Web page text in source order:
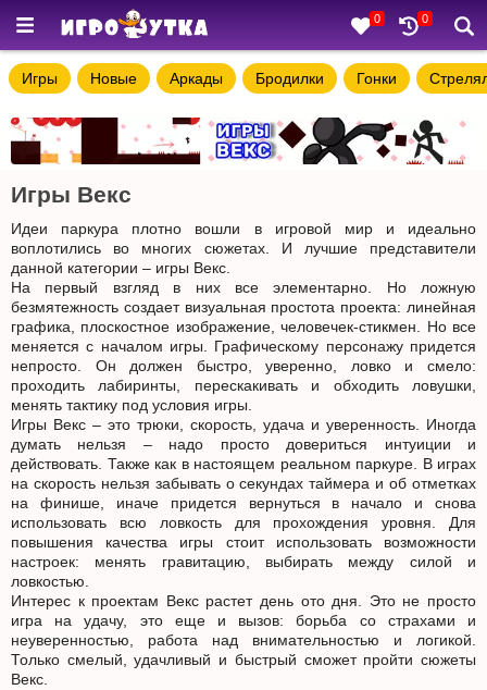
0 0
Игры Новые Аркады Бродилки Гонки
Игры Векс
Идеи паркура плотно вошли в игровой мир и идеально
воплотились во многих сюжетах. И лучшие представители
данной категории – игры Векс.
На первый взгляд в них все элементарно. Но ложную
безмятежность создает визуальная простота проекта: линейная
графика, плоскостное изображение, человечек-стикмен. Но все
меняется с началом игры. Графическому персонажу придется
непросто. Он должен быстро, уверенно, ловко и смело:
проходить лабиринты, перескакивать и обходить ловушки,
менять тактику под условия игры.
Игры Векс – это трюки, скорость, удача и уверенность. Иногда
думать нельзя – надо просто довериться интуиции и
действовать. Также как в настоящем реальном паркуре. В играх
на скорость нельзя забывать о секундах таймера и об отметках
на финише, иначе придется вернуться в начало и снова
использовать всю ловкость для прохождения уровня. Для
повышения качества игры стоит использовать возможности
настроек: менять гравитацию, выбирать между силой и
ловкостью.
Интерес к проектам Векс растет день ото дня. Это не просто
игра на удачу, это еще и вызов: борьба со страхами и
неуверенностью, работа над внимательностью и логикой.
Только смелый, удачливый и быстрый сможет пройти сюжеты
Векс.